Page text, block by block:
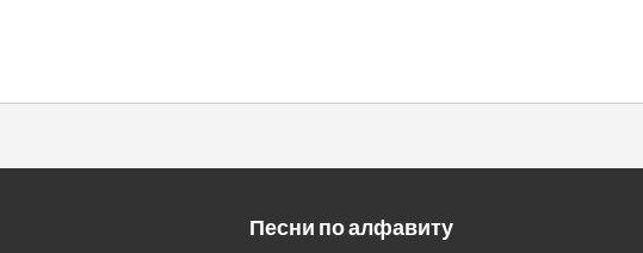
Песни по алфавиту